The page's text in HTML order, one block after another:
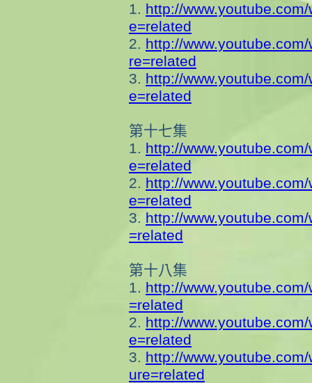
1. http://
e=related
2. http://
re=related
3. http://
e=related
第十七集
1. http://
e=related
2. http://
e=related
3. http://
=related
第十八集
1. http://
=related
2. http://
e=related
3. http://
ure=related